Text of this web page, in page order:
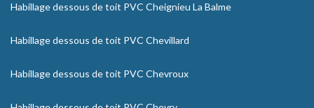
Habillage dessous de toit PVC Cheignieu La Balme
Habillage dessous de toit PVC Chevillard
Habillage dessous de toit PVC Chevroux